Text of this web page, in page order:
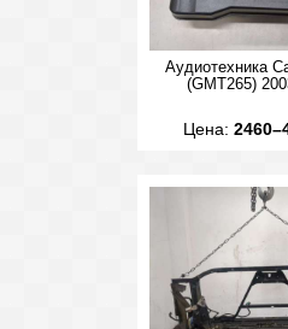
Аудиотехника
(GMT265)
Цена: